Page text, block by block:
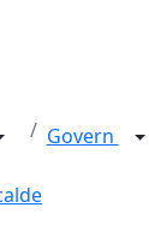
Govern